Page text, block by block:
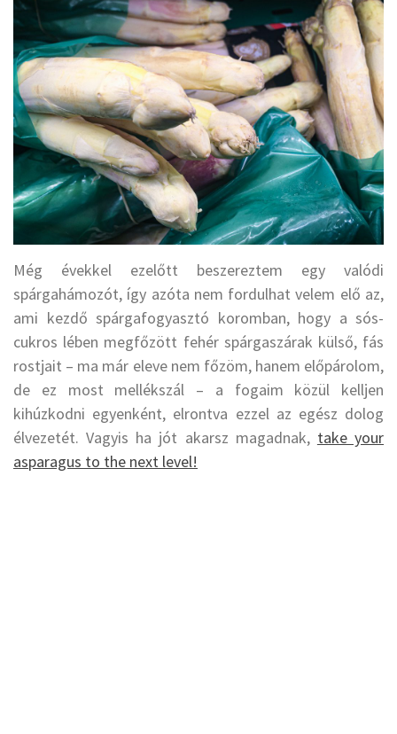
Még évekkel ezelőtt beszereztem egy valódi
spárgahámozót, így azóta nem fordulhat velem elő az,
ami kezdő spárgafogyasztó koromban, hogy a sós-
cukros lében megfőzött fehér spárgaszárak külső, fás
rostjait – ma már eleve nem főzöm, hanem előpárolom,
de ez most mellékszál – a fogaim közül kelljen
kihúzkodni egyenként, elrontva ezzel az egész dolog
élvezetét. Vagyis ha jót akarsz magadnak, take your
asparagus to the next level!